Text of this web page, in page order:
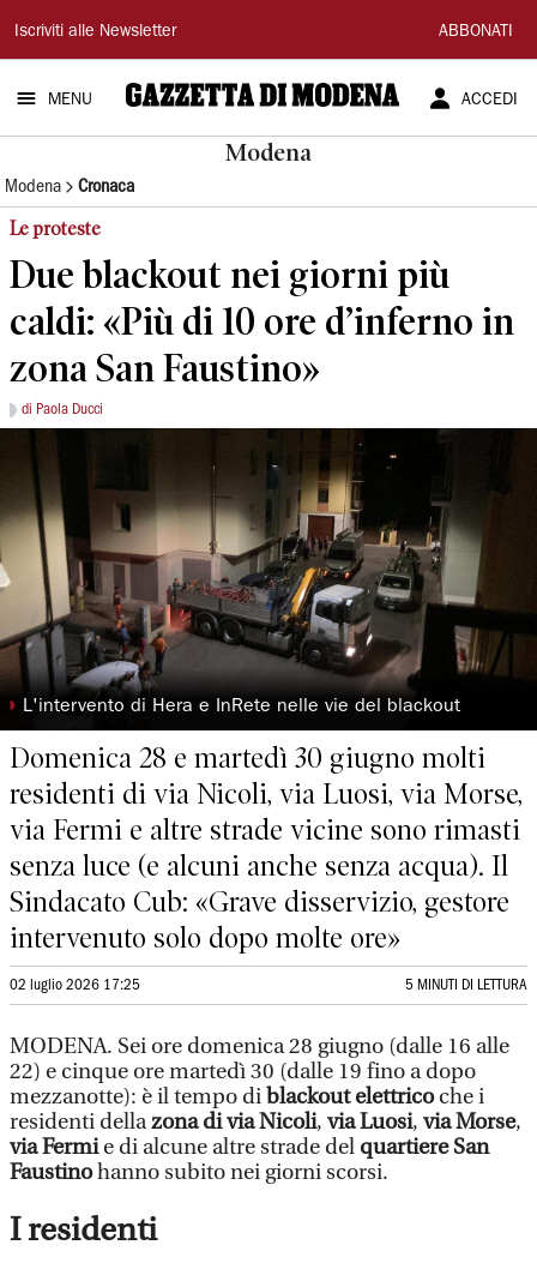
Gazzetta
di
Modena
Iscriviti alle Newsletter ABBONATI
MENU ACCEDI
Modena
Modena Cronaca
Le proteste
Due blackout nei giorni più
caldi: «Più di 10 ore d’inferno in
zona San Faustino»
di Paola Ducci
◗ L'intervento di Hera e InRete nelle vie del blackout
Domenica 28 e martedì 30 giugno molti
residenti di via Nicoli, via Luosi, via Morse,
via Fermi e altre strade vicine sono rimasti
senza luce (e alcuni anche senza acqua). Il
Sindacato Cub: «Grave disservizio, gestore
intervenuto solo dopo molte ore»
02 luglio 2026 17:25 5 MINUTI DI LETTURA
MODENA. Sei ore domenica 28 giugno (dalle 16 alle
22) e cinque ore martedì 30 (dalle 19 fino a dopo
mezzanotte): è il tempo di blackout elettricoche i
residenti dellazona di via Nicoli, via Luosi, via Morse,
via Fermie di alcune altre strade del quartiere San
Faustinohanno subito nei giorni scorsi.
I residenti